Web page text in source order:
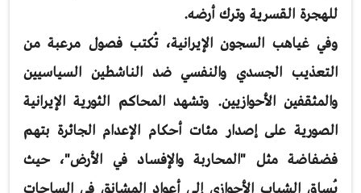
للهجرة القسرية وترك أرضه.
وفي غياهب السجون الإيرانية، تُكتب فصول مرعبة من
التعذيب الجسدي والنفسي ضد الناشطين السياسيين
والمثقفين الأحوازيين. وتشهد المحاكم الثورية الإيرانية
الصورية على إصدار مئات أحكام الإعدام الجائرة بتهم
فضفاضة مثل "المحاربة والإفساد في الأرض"، حيث